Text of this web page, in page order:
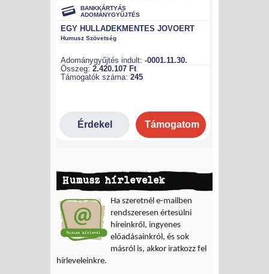
Humusz hírlevelek
Ha szeretnél e-mailben
rendszeresen értesülni
híreinkről, ingyenes
előadásainkról, és sok
másról is, akkor iratkozz fel
hírleveleinkre.